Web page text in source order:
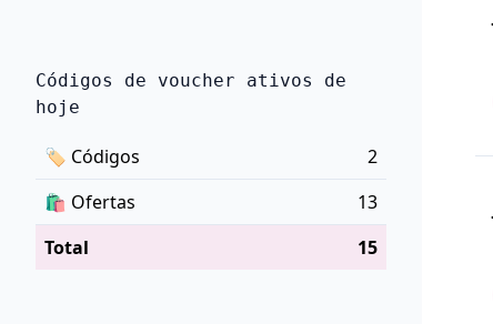
Códigos de voucher ativos de
hoje
🏷 Códigos
2
🛍️ Ofertas
13
Total
15